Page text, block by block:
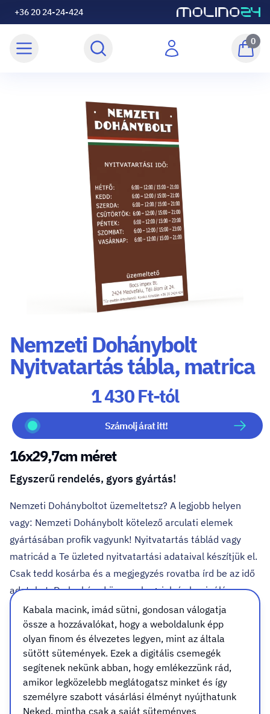
+36 20 24-24-424
0
Nemzeti Dohánybolt
Nyitvatartás tábla, matrica
1 430 Ft-tól
Számolj árat itt!
16x29,7cm méret
Egyszerű rendelés, gyors gyártás!
Nemzeti Dohányboltot üzemeltetsz? A legjobb helyen
vagy: Nemzeti Dohánybolt kötelező arculati elemek
gyártásában profik vagyunk! Nyitvatartás táblád vagy
matricád a Te üzleted nyitvatartási adataival készítjük el.
Csak tedd kosárba és a megjegyzés rovatba írd be az idő
adatokat. De ha kéred üresen hagyjuk és laminálás
esetén filccel írható a felület. A szerkesztés INGYENES.
gyors, egyszerű rendelési folyamat
többféle választható alapanyag
direkt, közvetlenül a tábla nyomtatott kivitel
ingyenes extra nyomatvédelem (UV, karc, dörzsálló)
aktuális arculati kézikönyv előírásai alapján
változtatható tartalom is kérhető (laminálás esetén)
Kabala macink, imád sütni, gondosan válogatja
össze a hozzávalókat, hogy a weboldalunk épp
olyan finom és élvezetes legyen, mint az általa
sütött sütemények. Ezek a digitális csemegék
segítenek nekünk abban, hogy emlékezzünk rád,
amikor legközelebb meglátogatsz minket és így
személyre szabott vásárlási élményt nyújthatunk
Neked, mintha csak a saját süteményes